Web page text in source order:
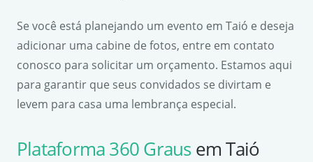
Se você está planejando um evento em Taió e deseja
adicionar uma cabine de fotos, entre em contato
conosco para solicitar um orçamento. Estamos aqui
para garantir que seus convidados se divirtam e
levem para casa uma lembrança especial.
Plataforma 360 Grausem Taió